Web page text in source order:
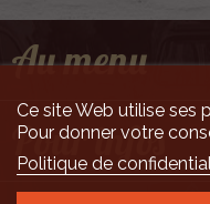
Au menu
Pour infos
Ce site Web utilise ses
Pour donner votre
Politique de